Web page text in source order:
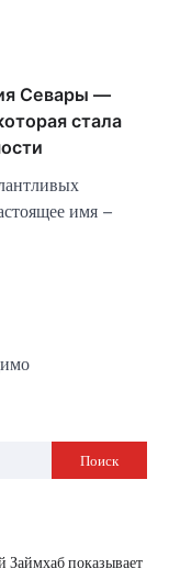
Севары —
стала
имя –
Поиск
показывает